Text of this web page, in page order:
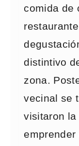
comida de
distintivo
zona.
vecinal se
visitaron la